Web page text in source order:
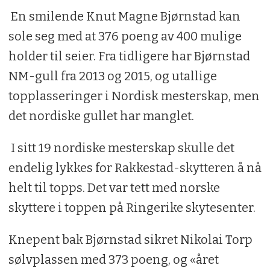
det kjempes om medaljer i både de
enkelte grenene og sammenlagt.
Maksimal oppnåelig poengsum er 100
poeng i hver gren / 400 poeng
sammenlagt.
I tillegg er det en lagkonkurranse hvor
beste nasjon skal kåres. De åtte beste
skytterne fra hver nasjon utgjør laget i
nasjonskampe).
Mesterskapet arrangeres i regi av
Nordisk jegersamvirke, i år med NJFF som
vertskap.
En smilende Knut Magne Bjørnstad kan
sole seg med at 376 poeng av 400 mulige
holder til seier. Fra tidligere har Bjørnstad
NM-gull fra 2013 og 2015, og utallige
topplasseringer i Nordisk mesterskap, men
det nordiske gullet har manglet.
I sitt 19 nordiske mesterskap skulle det
endelig lykkes for Rakkestad-skytteren å nå
helt til topps. Det var tett med norske
skyttere i toppen på Ringerike skytesenter.
Knepent bak Bjørnstad sikret Nikolai Torp
sølvplassen med 373 poeng, og «året